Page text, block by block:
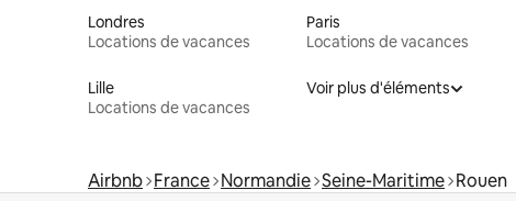
Londres
Locations de vacances
Paris
Locations de vacances
Lille
Locations de vacances
Voir plus d'éléments
Airbnb France Normandie Seine-Maritime Rouen